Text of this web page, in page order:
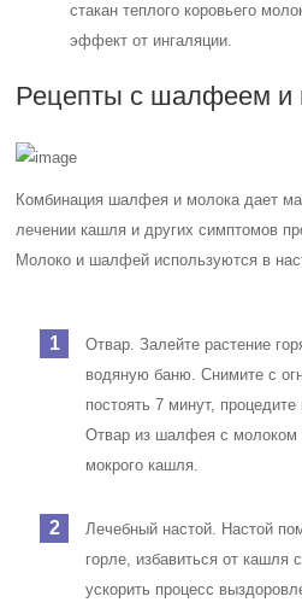
стакан теплого коровьего
эффект от ингаляции.
Рецепты с шалфеем и
Комбинация шалфея и молока дает
лечении кашля и других симптомов
Молоко и шалфей используются в
Отвар. Залейте растение
водяную баню. Снимите с
постоять 7 минут,
Отвар из шалфея с молоком
мокрого кашля.
Лечебный настой. Настой
горле, избавиться от кашля
ускорить процесс